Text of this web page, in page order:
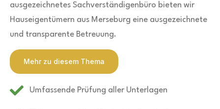
ausgezeichnetes Sachverständigenbüro bieten wir
Hauseigentümern aus Merseburg eine ausgezeichnete
und transparente Betreuung.
Mehr zu diesem Thema
Umfassende Prüfung aller Unterlagen